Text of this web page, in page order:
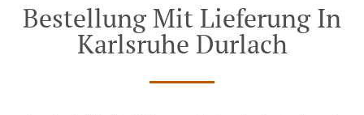
Bestellung Mit Lieferung In
Karlsruhe Durlach